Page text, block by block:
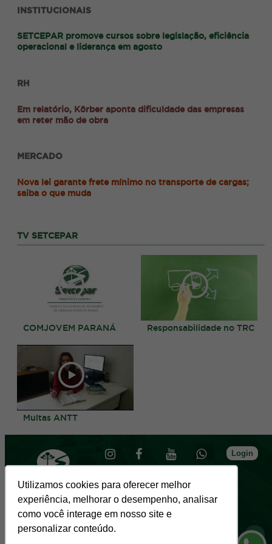
Utilizamos cookies para oferecer melhor
experiência, melhorar o desempenho, analisar
como você interage em nosso site e
personalizar conteúdo.
INSTITUCIONAIS
SETCEPAR promove cursos sobre legislação, eficiência
operacional e liderança em agosto
RH
Em relatório, Körber aponta dificuldade das empresas
em reter mão de obra
MERCADO
Nova lei garante frete mínimo no transporte de cargas;
saiba o que muda
TV SETCEPAR
COMJOVEM PARANÁ Responsabilidade no TRC
Multas ANTT
Login